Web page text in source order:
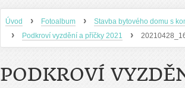
Úvod › Fotoalbum › Stavba bytového domu s
› Podkroví vyzdění a příčky 2021 ›
PODKROVÍ